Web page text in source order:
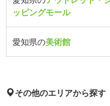
ッピングモール
愛知県の美術館
その他のエリアから探す